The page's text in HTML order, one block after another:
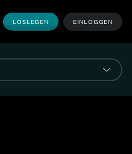
LOSLEGEN EINLOGGEN